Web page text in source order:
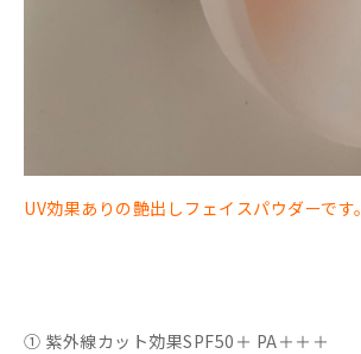
UV効果ありの艶出しフェイスパウダーです。
① 紫外線カット効果SPF50＋ PA＋＋＋